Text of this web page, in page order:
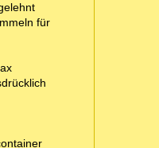
für